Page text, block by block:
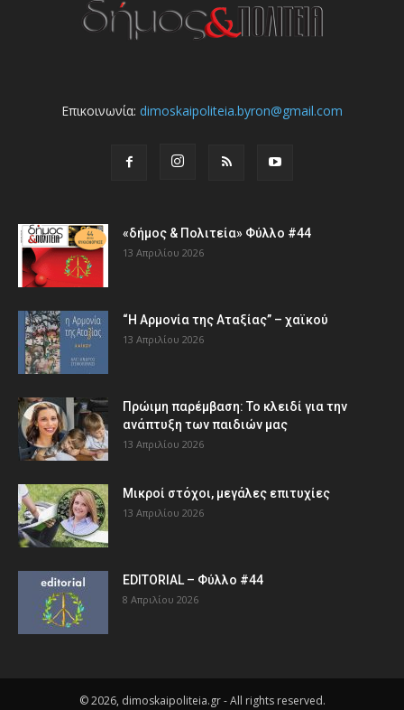
Επικοινωνία: dimoskaipoliteia.byron@gmail.com
«δήμος & Πολιτεία» Φύλλο #44
13 Απριλίου 2026
“Η Αρμονία της Αταξίας” – χαϊκού
13 Απριλίου 2026
Πρώιμη παρέμβαση: Το κλειδί για την
ανάπτυξη των παιδιών µας
13 Απριλίου 2026
Μικροί στόχοι, μεγάλες επιτυχίες
13 Απριλίου 2026
EDITORIAL – Φύλλο #44
8 Απριλίου 2026
© 2026, dimoskaipoliteia.gr - All rights reserved.